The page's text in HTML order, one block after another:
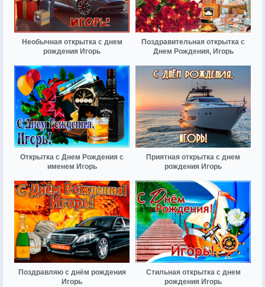
Необычная открытка с днем
рождения Игорь
Поздравительная открытка с
Днем Рождения, Игорь
Открытка с Днем Рождения с
именем Игорь
Приятная открытка с днем
рождения Игорь
Поздравляю с днём рождения
Игорь
Стильная открытка с днем
рождения Игорь